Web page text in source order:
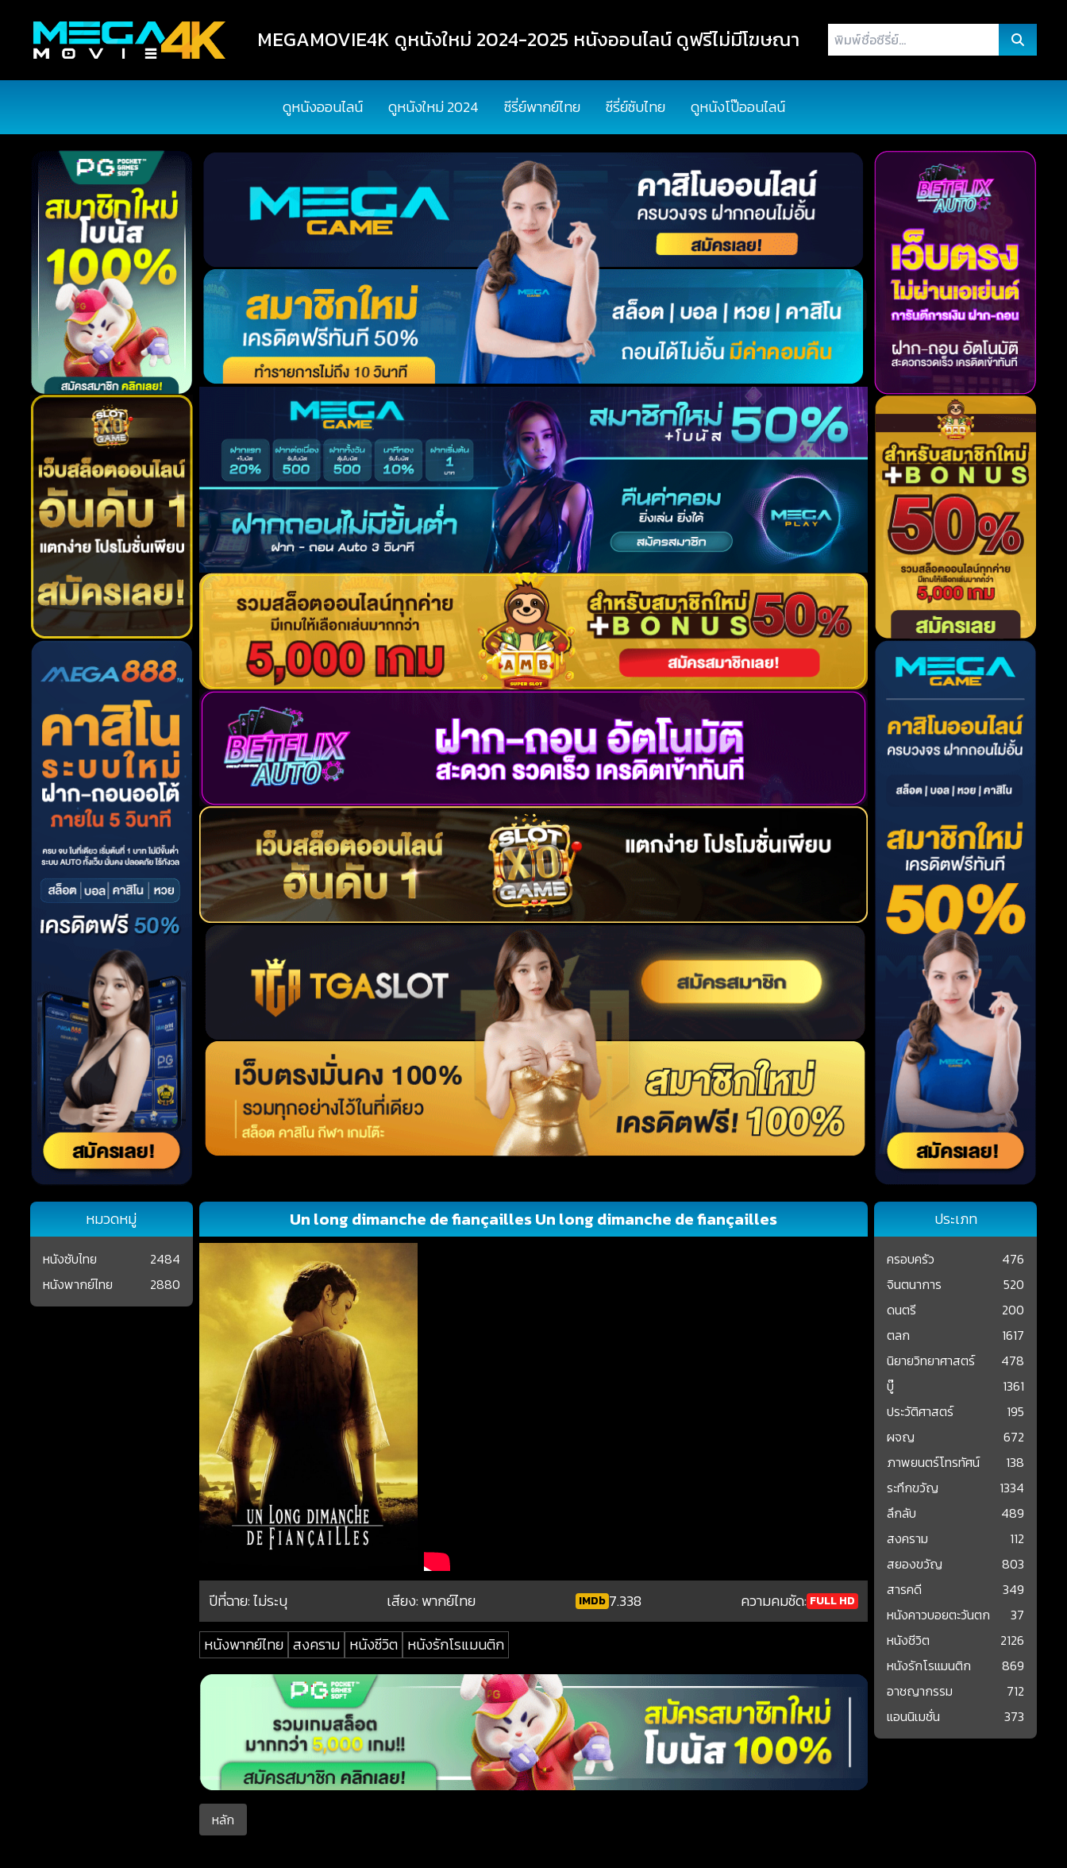
MEGAMOVIE4K ดูหนังใหม่ 2024-2025 หนังออนไลน์ ดูฟรีไม่มีโฆษณา
พิมพ์
ชื่อ
ดูหนังออนไลน์ ดูหนังใหม่ 2024 ซีรี่ย์พากย์ไทย ซีรี่ย์ซับไทย ดูหนังโป๊ออนไลน์
Un long dimanche de fiançailles Un long dimanche de fiançailles
ปีที่ฉาย:ไม่ระบุ เสียง: พากย์ไทย IMDb7.338 ความคมชัด: FULL HD
หนังพากย์ไทย สงคราม หนังชีวิต หนังรักโรแมนติก
หลัก
หมวดหมู่
หนังซับไทย
2484
หนังพากย์ไทย
2880
ประเภท
ครอบครัว
476
จินตนาการ
520
ดนตรี
200
ตลก
1617
นิยายวิทยาศาสตร์
478
บู๊
1361
ประวัติศาสตร์
195
ผจญ
672
ภาพยนตร์โทรทัศน์
138
ระทึกขวัญ
1334
ลึกลับ
489
สงคราม
112
สยองขวัญ
803
สารคดี
349
หนังคาวบอยตะวันตก
37
หนังชีวิต
2126
หนังรักโรแมนติก
869
อาชญากรรม
712
แอนนิเมชั่น
373